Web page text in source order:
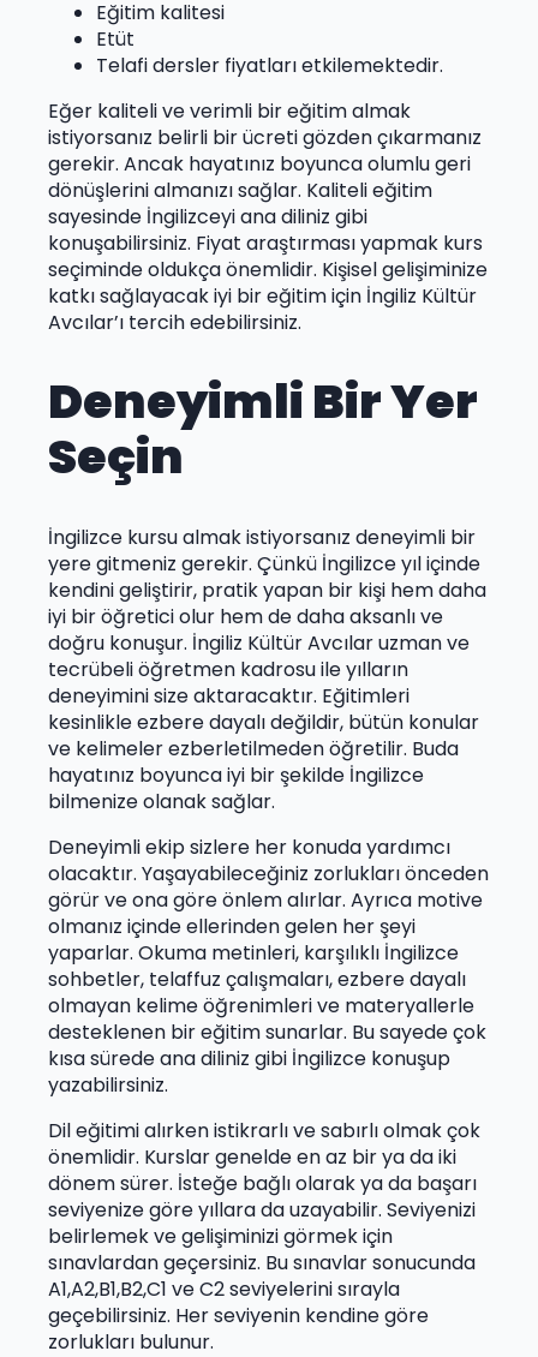
Eğitim kalitesi
Etüt
Telafi dersler fiyatları etkilemektedir.
Eğer kaliteli ve verimli bir eğitim almak
istiyorsanız belirli bir ücreti gözden çıkarmanız
gerekir. Ancak hayatınız boyunca olumlu geri
dönüşlerini almanızı sağlar. Kaliteli eğitim
sayesinde İngilizceyi ana diliniz gibi
konuşabilirsiniz. Fiyat araştırması yapmak kurs
seçiminde oldukça önemlidir. Kişisel gelişiminize
katkı sağlayacak iyi bir eğitim için İngiliz Kültür
Avcılar’ı tercih edebilirsiniz.
Deneyimli Bir Yer
Seçin
İngilizce kursu almak istiyorsanız deneyimli bir
yere gitmeniz gerekir. Çünkü İngilizce yıl içinde
kendini geliştirir, pratik yapan bir kişi hem daha
iyi bir öğretici olur hem de daha aksanlı ve
doğru konuşur. İngiliz Kültür Avcılar uzman ve
tecrübeli öğretmen kadrosu ile yılların
deneyimini size aktaracaktır. Eğitimleri
kesinlikle ezbere dayalı değildir, bütün konular
ve kelimeler ezberletilmeden öğretilir. Buda
hayatınız boyunca iyi bir şekilde İngilizce
bilmenize olanak sağlar.
Deneyimli ekip sizlere her konuda yardımcı
olacaktır. Yaşayabileceğiniz zorlukları önceden
görür ve ona göre önlem alırlar. Ayrıca motive
olmanız içinde ellerinden gelen her şeyi
yaparlar. Okuma metinleri, karşılıklı İngilizce
sohbetler, telaffuz çalışmaları, ezbere dayalı
olmayan kelime öğrenimleri ve materyallerle
desteklenen bir eğitim sunarlar. Bu sayede çok
kısa sürede ana diliniz gibi İngilizce konuşup
yazabilirsiniz.
Dil eğitimi alırken istikrarlı ve sabırlı olmak çok
önemlidir. Kurslar genelde en az bir ya da iki
dönem sürer. İsteğe bağlı olarak ya da başarı
seviyenize göre yıllara da uzayabilir. Seviyenizi
belirlemek ve gelişiminizi görmek için
sınavlardan geçersiniz. Bu sınavlar sonucunda
A1,A2,B1,B2,C1 ve C2 seviyelerini sırayla
geçebilirsiniz. Her seviyenin kendine göre
zorlukları bulunur.